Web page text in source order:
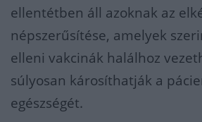
ellentétben áll azoknak az
népszerűsítése, amelyek
elleni vakcinák halálhoz
súlyosan károsíthatják a
egészségét.